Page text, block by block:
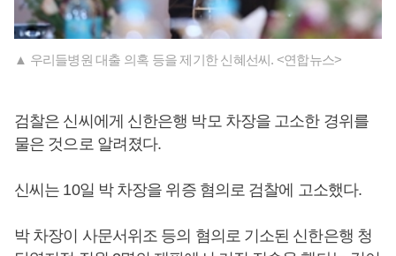
▲ 우리들병원 대출 의혹 등을 제기한 신혜선씨. <연합뉴스>
검찰은 신씨에게 신한은행 박모 차장을 고소한 경위를
물은 것으로 알려졌다.
신씨는 10일 박 차장을 위증 혐의로 검찰에 고소했다.
박 차장이 사문서위조 등의 혐의로 기소된 신한은행 청